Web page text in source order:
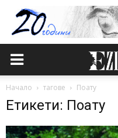
Начало тагове Поату
Етикети: Поату